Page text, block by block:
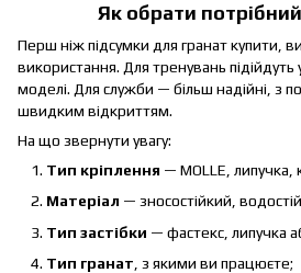
Як обрати
Перш ніж підсумки для гранат купити,
використання. Для тренувань підійдуть
моделі. Для служби — більш надійні, з
швидким відкриттям.
На що звернути увагу:
Тип кріплення — MOLLE, липучка,
Матеріал — зносостійкий,
Тип застібки — фастекс, липучка
Тип гранат , з якими ви працюєте;